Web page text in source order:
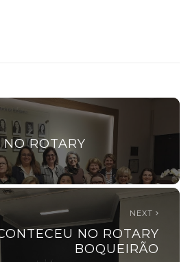
ROTARY
NEXT
NO ROTARY
BOQUEIRÃO